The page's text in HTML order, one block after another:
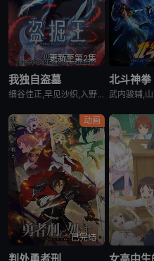
第1077集 VIP 第
第1080集 VIP 第
第1083集 VIP 第
第1086集 VIP 第
第1089集 VIP 第
第1092集 VIP 第
第1095集 第
更新至第2集
我独自盗墓
细谷佳正,早见沙织,入野自由,诹访部顺一
动画
已完结